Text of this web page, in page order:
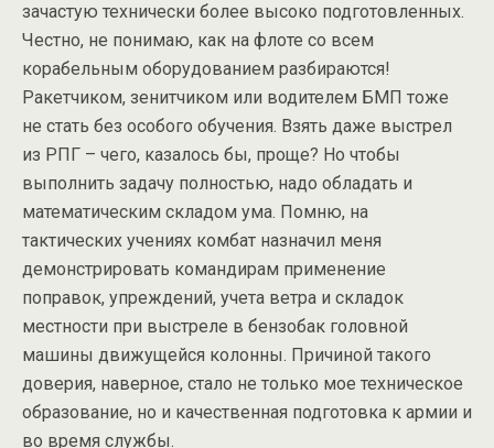
зачастую технически более высоко подготовленных.
Честно, не понимаю, как на флоте со всем
корабельным оборудованием разбираются!
Ракетчиком, зенитчиком или водителем БМП тоже
не стать без особого обучения. Взять даже выстрел
из РПГ – чего, казалось бы, проще? Но чтобы
выполнить задачу полностью, надо обладать и
математическим складом ума. Помню, на
тактических учениях комбат назначил меня
демонстрировать командирам применение
поправок, упреждений, учета ветра и складок
местности при выстреле в бензобак головной
машины движущейся колонны. Причиной такого
доверия, наверное, стало не только мое техническое
образование, но и качественная подготовка к армии и
во время службы.